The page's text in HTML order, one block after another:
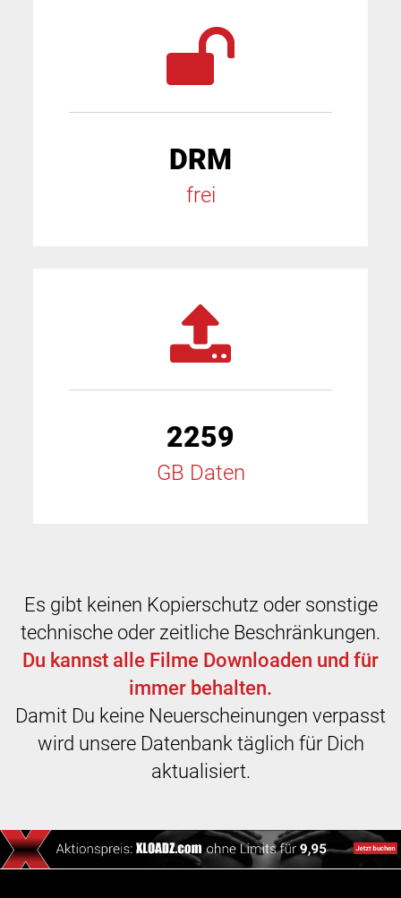
DRM
frei
2259
GB Daten
Es gibt keinen Kopierschutz oder sonstige
technische oder zeitliche Beschränkungen.
Du kannst alle Filme Downloaden und für
immer behalten.
Damit Du keine Neuerscheinungen verpasst
wird unsere Datenbank täglich für Dich
aktualisiert.